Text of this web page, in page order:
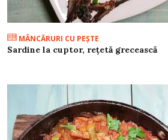
MÂNCĂRURI CU PEŞTE
Sardine la cuptor, rețetă grecească